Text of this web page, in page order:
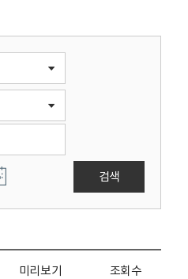
검색
미리보기 조회수